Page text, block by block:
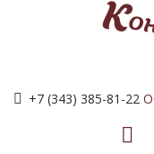
+7 (343) 385-81-22